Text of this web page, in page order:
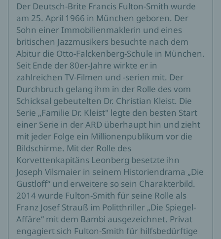
Der Deutsch-Brite Francis Fulton-Smith wurde
am 25. April 1966 in München geboren. Der
Sohn einer Immobilienmaklerin und eines
britischen Jazzmusikers besuchte nach dem
Abitur die Otto-Falckenberg-Schule in München.
Seit Ende der 80er-Jahre wirkte er in
zahlreichen TV-Filmen und -serien mit. Der
Durchbruch gelang ihm in der Rolle des vom
Schicksal gebeutelten Dr. Christian Kleist. Die
Serie „Familie Dr. Kleist" legte den besten Start
einer Serie in der ARD überhaupt hin und zieht
mit jeder Folge ein Millionenpublikum vor die
Bildschirme. Mit der Rolle des
Korvettenkapitäns Leonberg besetzte ihn
Joseph Vilsmaier in seinem Historiendrama „Die
Gustloff“ und erweitere so sein Charakterbild.
2014 wurde Fulton-Smith für seine Rolle als
Franz Josef Strauß im Politthriller „Die Spiegel-
Affäre“ mit dem Bambi ausgezeichnet. Privat
engagiert sich Fulton-Smith für hilfsbedürftige